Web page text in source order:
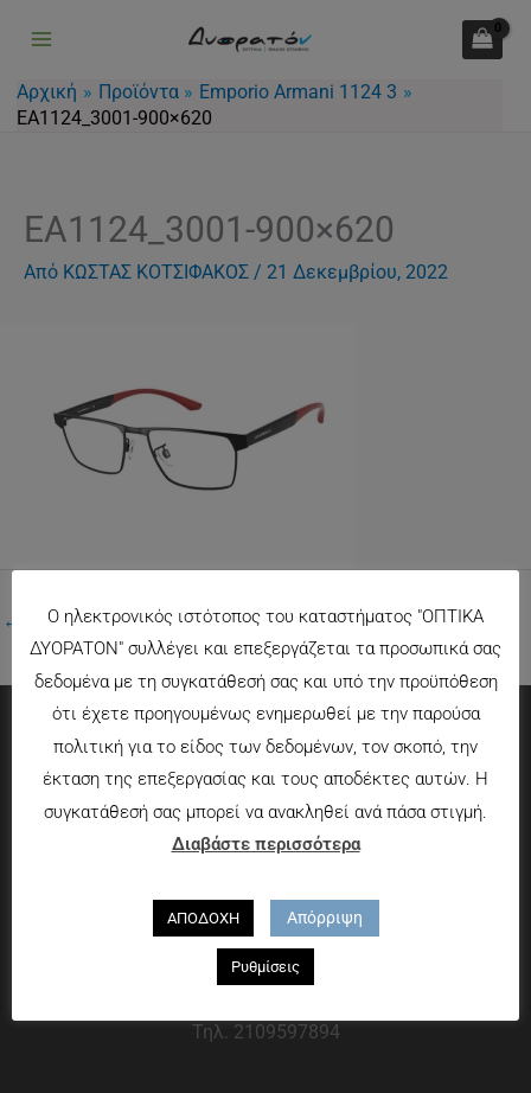
περιεχόμενο
Αρχική Προϊόντα
Emporio Armani 1124 3
EA1124_3001-900×620
EA1124_3001-900×620
Από ΚΩΣΤΑΣ ΚΟΤΣΙΦΑΚΟΣ / 21 Δεκεμβρίου, 2022
← Προηγούμενο Πολυμέσα
Πληροφορίες
Τρόποι πληρωμής
Τρόποι αποστολής
Που θα μας βρείτε
Χαροκόπου 13-15, Αθήνα 176 72
Τηλ. 2109597894
Ο ηλεκτρονικός ιστότοπος του καταστήματος "ΟΠΤΙΚΑ
ΔΥΟΡΑΤΟΝ" συλλέγει και επεξεργάζεται τα προσωπικά σας
δεδομένα με τη συγκατάθεσή σας και υπό την προϋπόθεση
ότι έχετε προηγουμένως ενημερωθεί με την παρούσα
πολιτική για το είδος των δεδομένων, τον σκοπό, την
έκταση της επεξεργασίας και τους αποδέκτες αυτών. Η
συγκατάθεσή σας μπορεί να ανακληθεί ανά πάσα στιγμή.
Διαβάστε περισσότερα
ΑΠΟΔΟΧΗ Απόρριψη
Ρυθμίσεις